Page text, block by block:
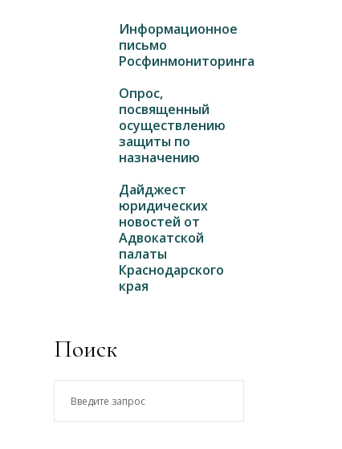
Информационное
письмо
Росфинмониторинга
Опрос,
посвященный
осуществлению
защиты по
назначению
Дайджест
юридических
новостей от
Адвокатской
палаты
Краснодарского
края
Поиск